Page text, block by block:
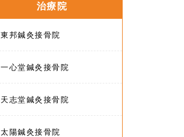
治療院
東邦鍼灸接骨院
一心堂鍼灸接骨院
天志堂鍼灸接骨院
太陽鍼灸接骨院